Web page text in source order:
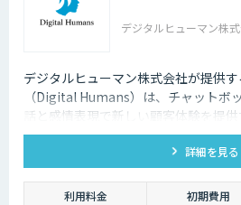
デジタルヒューマン株
デジタルヒューマン株式会社が提供
（Digital Humans）は、チャットボ
話と感情表現で新しい顧客体験を提
タル従業員として、直感的で、イン
るサービス創造と顧客体験が提供でき
詳細を見る
利用料金 初期費用